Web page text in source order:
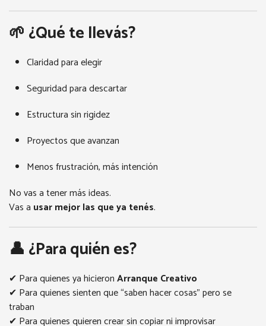
🌱 ¿Qué te llevás?
Claridad para elegir
Seguridad para descartar
Estructura sin rigidez
Proyectos que avanzan
Menos frustración, más intención
No vas a tener más ideas.
Vas a usar mejor las que ya tenés.
👤 ¿Para quién es?
✔ Para quienes ya hicieronArranque Creativo
✔ Para quienes sienten que “saben hacer cosas” pero se
traban
✔ Para quienes quieren crear sin copiar ni improvisar